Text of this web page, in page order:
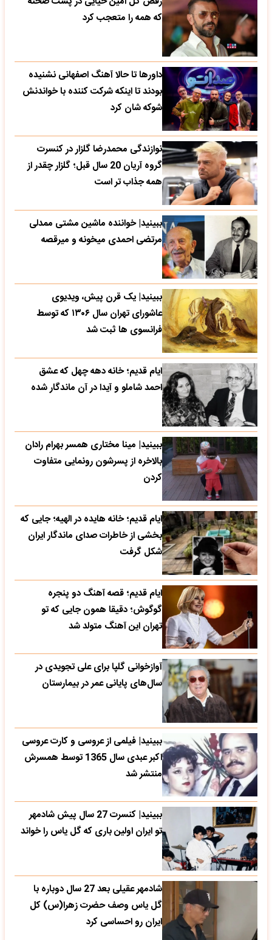
که همه را متعجب کرد
داورها تا حالا آهنگ اصفهانی نشنیده
بودند تا اینکه شرکت کننده با خواندنش
شوکه شان کرد
نوازندگی محمدرضا گلزار در کنسرت
گروه آریان 20 سال قبل؛ گلزار چقدر از
همه جذاب تر است
ببینید| خواننده ماشین مشتی ممدلی
مرتضی احمدی میخونه و میرقصه
ببینید| یک قرن پیش، ویدیوی
عاشورای تهران سال ۱۳۰۶ که توسط
فرانسوی ها ثبت شد
ایام قدیم؛ خانه دهه چهل که عشق
احمد شاملو و آیدا در آن ماندگار شده
ببینید| مینا مختاری همسر بهرام رادان
بالاخره از پسرشون رونمایی متفاوت
کردن
ایام قدیم؛ خانه هایده در الهیه؛ جایی که
بخشی از خاطرات صدای ماندگار ایران
شکل گرفت
ایام قدیم؛ قصه آهنگ دو پنجره
گوگوش؛ دقیقا همون جایی که تو
تهران این آهنگ متولد شد
آوازخوانی گلپا برای علی تجویدی در
سال‌های پایانی عمر در بیمارستان
ببینید| فیلمی از عروسی و کارت عروسی
اکبر عبدی سال 1365 توسط همسرش
منتشر شد
ببینید| کنسرت 27 سال پیش شادمهر
تو ایران اولین باری که گل یاس را خواند
شادمهر عقیلی بعد 27 سال دوباره با
گل یاس وصف حضرت زهرا(س) کل
ایران رو احساسی کرد